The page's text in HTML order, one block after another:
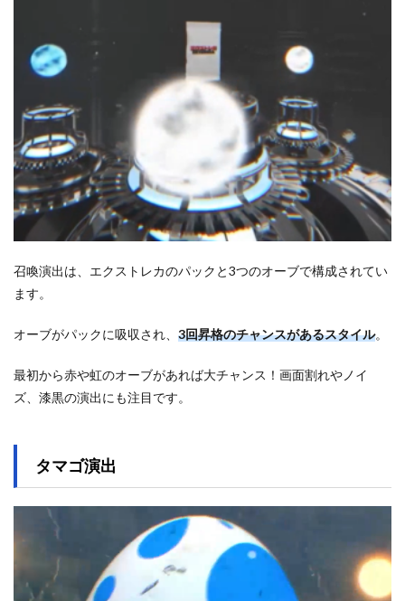
召喚演出は、エクストレカのパックと3つのオーブで構成されてい
ます。
オーブがパックに吸収され、 3回昇格のチャンスがあるスタイル。
最初から赤や虹のオーブがあれば大チャンス！画面割れやノイ
ズ、漆黒の演出にも注目です。
タマゴ演出